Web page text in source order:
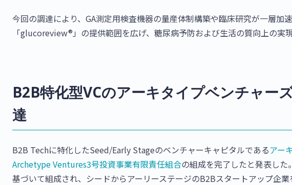
今回の調達により、GA測定用検査機器の量産体制構築や臨床研究が一層加
「glucoreview®」の提供範囲を広げ、糖尿病予防および生活の質向上の実
B2B特化型VCのアーキタイプベンチャー
達
B2B Techに特化したSeed/Early Stageのベンチャーキャピタルであるアー
Archetype Ventures3号投資事業有限責任組合の組成を完了したと発表し
基づいて組成され、シードからアーリーステージのB2Bスタートアップ企